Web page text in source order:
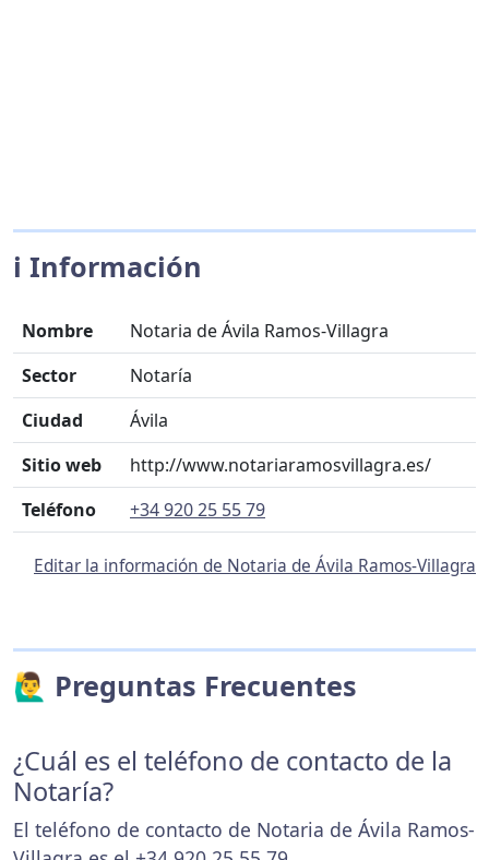
ℹ️ Información
Nombre
Notaria de Ávila Ramos-Villagra
Sector
Notaría
Ciudad
Ávila
Sitio web
http://www.notariaramosvillagra.es/
Teléfono
+34 920 25 55 79
Editar la información de Notaria de Ávila Ramos-Villagra
🙋‍♂️ Preguntas Frecuentes
¿Cuál es el teléfono de contacto de la
Notaría?
El teléfono de contacto de Notaria de Ávila Ramos-